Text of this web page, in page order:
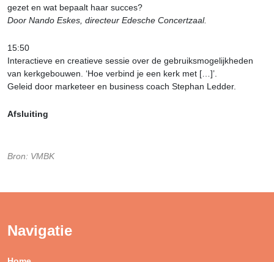
gezet en wat bepaalt haar succes?
Door Nando Eskes, directeur Edesche Concertzaal.
15:50
Interactieve en creatieve sessie over de gebruiksmogelijkheden
van kerkgebouwen. ‘Hoe verbind je een kerk met […]’.
Geleid door marketeer en business coach Stephan Ledder.
Afsluiting
Bron: VMBK
Navigatie